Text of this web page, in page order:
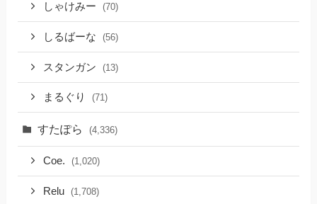
しゃけみー (70)
しるばーな (56)
スタンガン (13)
まるぐり (71)
すたぽら (4,336)
Coe. (1,020)
Relu (1,708)